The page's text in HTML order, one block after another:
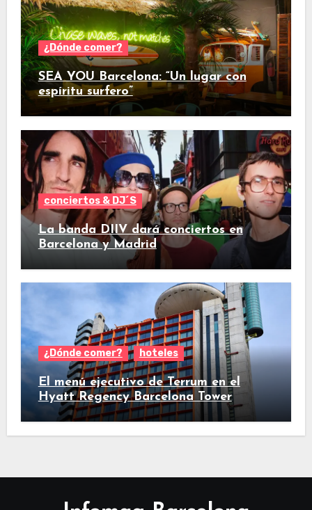
¿Dónde comer?
SEA YOU Barcelona: “Un lugar con
espíritu surfero”
conciertos & DJ´S
La banda DIIV dará conciertos en
Barcelona y Madrid
¿Dónde comer? hoteles
El menú ejecutivo de Terrum en el
Hyatt Regency Barcelona Tower